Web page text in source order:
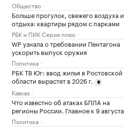
Общество
Больше прогулок, свежего воздуха и
отдыха: квартиры рядом с парками
РБК и ПИК Серия плюс
WP узнала о требовании Пентагона
ускорить выпуск оружия
Политика
РБК ТВ Юг: ввод жилья в Ростовской
области вырастет в 2026 г.
Кавказ
Что известно об атаках БПЛА на
регионы России. Главное к 9 августа
Политика